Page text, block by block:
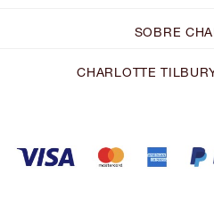
SOBRE
CHARLOTTE